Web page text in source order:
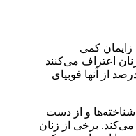
زایمان کمی
20 درصد از زنان اعتراف می‌کنند
از زایمان می‌ترسند و حدود 6 تا 10 درصد از آنها فوبیای
و از دست
می‌کند. برخی از زنان